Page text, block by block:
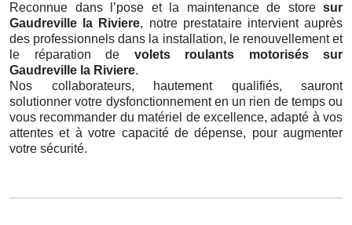
Reconnue dans l’pose et la maintenance de store sur
Gaudreville la Riviere, notre prestataire intervient auprès
des professionnels dans la installation, le renouvellement et
le réparation de volets roulants motorisés
sur
Gaudreville la Riviere.
Nos collaborateurs, hautement qualifiés, sauront
solutionner votre dysfonctionnement en un rien de temps ou
vous recommander du matériel de excellence, adapté à vos
attentes et à votre capacité de dépense, pour augmenter
votre sécurité.